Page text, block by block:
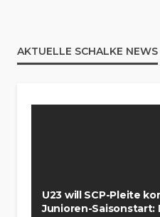
AKTUELLE SCHALKE NEWS
U23 will SCP-Pleite
Junioren-Saisonstart: